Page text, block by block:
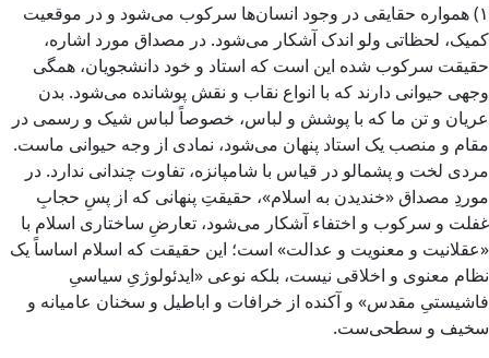
۱) همواره حقایقی در وجود انسان‌ها سرکوب می‌شود و در موقعیت
کمیک، لحظاتی ولو اندک آشکار می‌شود. در مصداق مورد اشاره،
حقیقت سرکوب شده این است که استاد و خود دانشجویان، همگی
وجهی حیوانی دارند که با انواع نقاب و نقش پوشانده می‌شود. بدن
عریان و تن ما که با پوشش و لباس، خصوصاً لباس شیک و رسمی در
مقام و منصب یک استاد پنهان می‌شود، نمادی از وجه حیوانی ماست.
مردی لخت و پشمالو در قیاس با شامپانزه، تفاوت چندانی ندارد. در
موردِ مصداق «خندیدن به اسلام»، حقیقتِ پنهانی که از پسِ حجابِ
غفلت و سرکوب و اختفاء آشکار می‌شود، تعارضِ ساختاری اسلام با
«عقلانیت و معنویت و عدالت» است؛ این حقیقت که اسلام اساساً یک
نظام معنوی و اخلاقی نیست، بلکه نوعی «ایدئولوژیِ سیاسیِ
فاشیستیِ مقدس» و آکنده از خرافات و اباطیل و سخنان عامیانه و
سخیف و سطحی‌ست.